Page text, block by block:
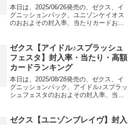
本日は、2025/06/26発売の、ゼクス、イ
グニッションパック、ユニゾンケイオス
のおおよその封入率、当たりカードおよ
ゼクス【アイドル♪スプラッシュ
フェスタ】封入率・当たり・高額
カードランキング
本日は、2025/08/28発売の、ゼクス、イ
グニッションパック、アイドル♪スプラッ
シュフェスタのおおよその封入率、当た
ゼクス【ユニゾンブレイヴ】封入